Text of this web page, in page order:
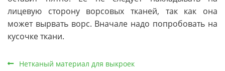
лицевую сторону ворсовых тканей, так как она
может вырвать ворс. Вначале надо попробовать на
кусочке ткани.
Нетканый материал для выкроек